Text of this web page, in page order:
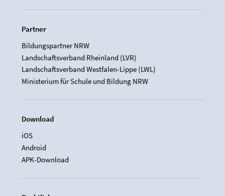
Partner
Bildungspartner NRW
Landschaftsverband Rheinland (LVR)
Landschaftsverband Westfalen-Lippe (LWL)
Ministerium für Schule und Bildung NRW
Download
iOS
Android
APK-Download